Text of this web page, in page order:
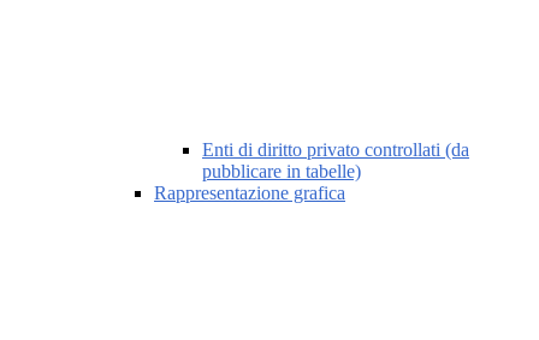
Enti di diritto privato controllati (da
pubblicare in tabelle)
Rappresentazione grafica